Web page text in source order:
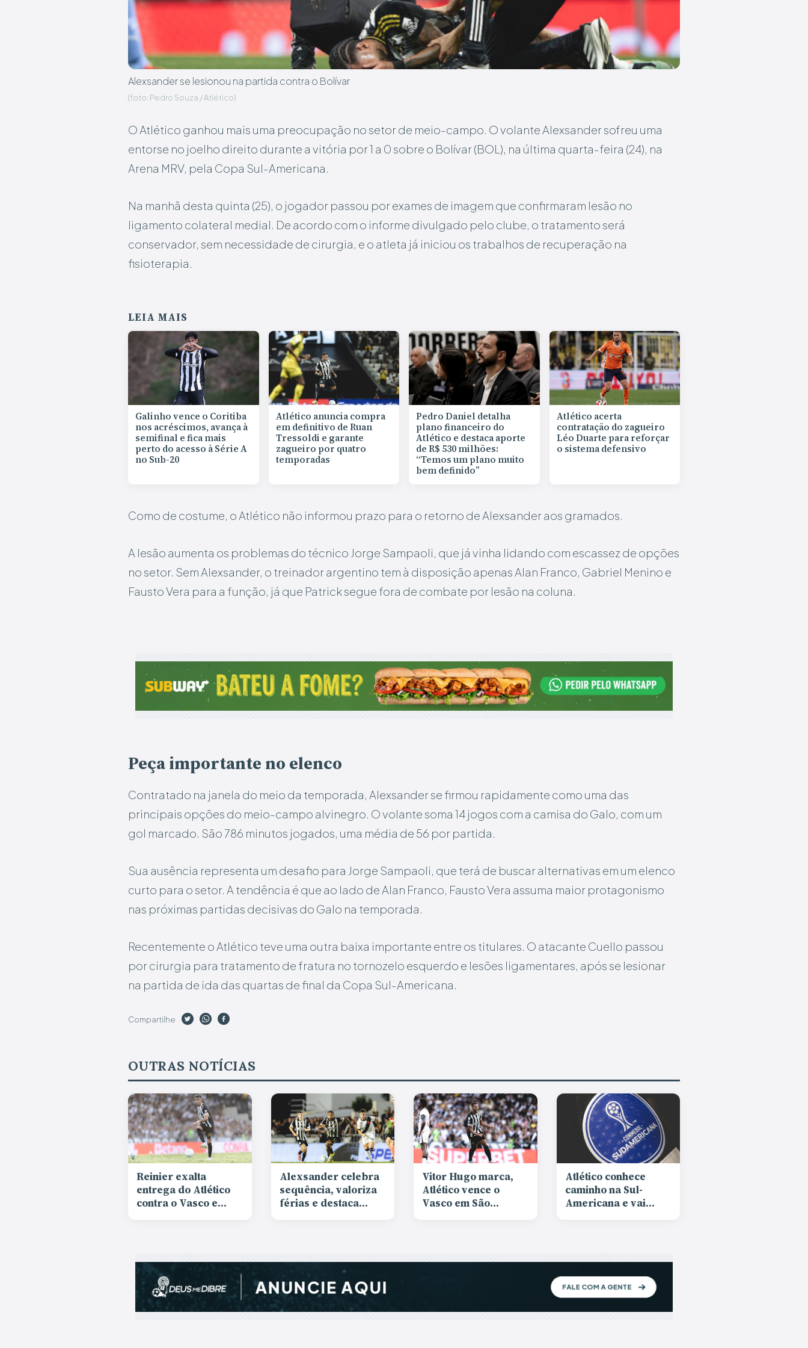
Alexsander se lesionou na partida contra o Bolívar
(foto: Pedro Souza / Atlético)
O Atlético ganhou mais uma preocupação no setor de meio-campo. O volante Alexsander sofreu uma
entorse no joelho direito durante a vitória por 1 a 0 sobre o Bolívar (BOL), na última quarta-feira (24), na
Arena MRV, pela Copa Sul-Americana.
Na manhã desta quinta (25), o jogador passou por exames de imagem que confirmaram lesão no
ligamento colateral medial. De acordo com o informe divulgado pelo clube, o tratamento será
conservador, sem necessidade de cirurgia, e o atleta já iniciou os trabalhos de recuperação na
fisioterapia.
LEIA MAIS
Galinho vence o Coritiba
nos acréscimos, avança à
semifinal e fica mais
perto do acesso à Série A
no Sub-20
Atlético anuncia compra
em definitivo de Ruan
Tressoldi e garante
zagueiro por quatro
temporadas
Pedro Daniel detalha
plano financeiro do
Atlético e destaca aporte
de R$ 530 milhões:
“Temos um plano muito
bem definido”
Atlético acerta
contratação do zagueiro
Léo Duarte para reforçar
o sistema defensivo
Como de costume, o Atlético não informou prazo para o retorno de Alexsander aos gramados.
A lesão aumenta os problemas do técnico Jorge Sampaoli, que já vinha lidando com escassez de opções
no setor. Sem Alexsander, o treinador argentino tem à disposição apenas Alan Franco, Gabriel Menino e
Fausto Vera para a função, já que Patrick segue fora de combate por lesão na coluna.
Peça importante no elenco
Contratado na janela do meio da temporada, Alexsander se firmou rapidamente como uma das
principais opções do meio-campo alvinegro. O volante soma 14 jogos com a camisa do Galo, com um
gol marcado. São 786 minutos jogados, uma média de 56 por partida.
Sua ausência representa um desafio para Jorge Sampaoli, que terá de buscar alternativas em um elenco
curto para o setor. A tendência é que ao lado de Alan Franco, Fausto Vera assuma maior protagonismo
nas próximas partidas decisivas do Galo na temporada.
Recentemente o Atlético teve uma outra baixa importante entre os titulares. O atacante Cuello passou
por cirurgia para tratamento de fratura no tornozelo esquerdo e lesões ligamentares, após se lesionar
na partida de ida das quartas de final da Copa Sul-Americana.
Compartilhe
OUTRAS NOTÍCIAS
Reinier exalta
entrega do Atlético
contra o Vasco e
Alexsander celebra
sequência, valoriza
férias e destaca
Vitor Hugo marca,
Atlético vence o
Vasco em São
Atlético conhece
caminho na Sul-
Americana e vai